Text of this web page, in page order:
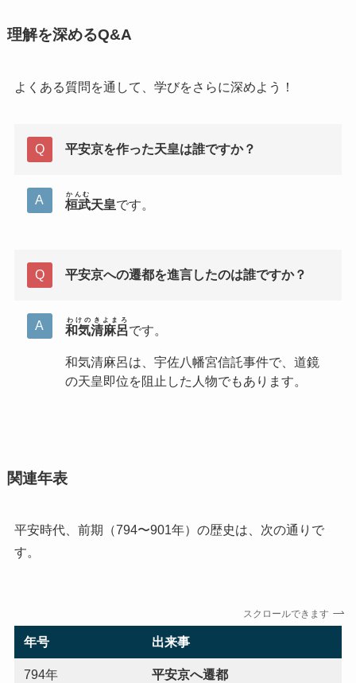
理解を深めるQ&A
よくある質問を通して、学びをさらに深めよう！
平安京を作った天皇は誰ですか？
桓武
かんむ
天皇です。
平安京への遷都を進言したのは誰ですか？
和気清麻呂
わけのきよまろ
です。
和気清麻呂は、宇佐八幡宮信託事件で、道鏡
の天皇即位を阻止した人物でもあります。
関連年表
平安時代、前期（794〜901年）の歴史は、次の通りで
す。
スクロールできます
年号 出来事
794年 平安京へ遷都